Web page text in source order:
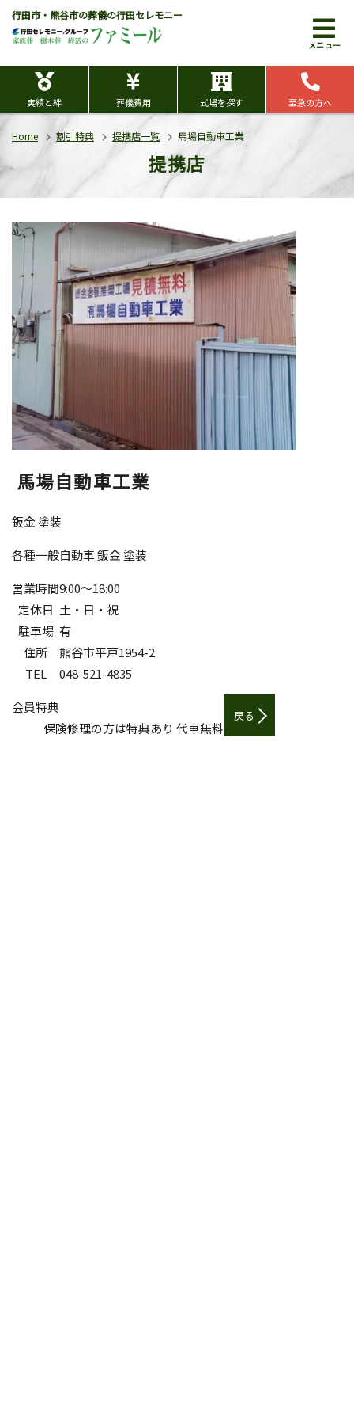
行田市・熊谷市の葬儀の行田セレモニー
メニュー
実績と絆 葬儀費用 式場を探す 至急の方へ
Home 割引特典 提携店一覧 馬場自動車工業
提携店
馬場自動車工業
鈑金 塗装
各種一般自動車 鈑金 塗装
営業時間9:00～18:00
定休日 土・日・祝
駐車場 有
住所
熊谷市平戸1954-2
TEL
048-521-4835
会員特典
保険修理の方は特典あり 代車無料
戻る